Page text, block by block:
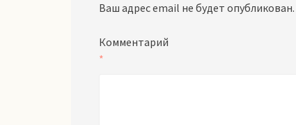
Ваш адрес email не будет опубликован.
Комментарий
*